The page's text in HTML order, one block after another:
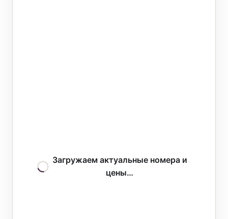
Загружаем актуальные номера и
цены…